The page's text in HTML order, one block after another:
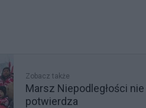
Zobacz także
Marsz Niepodległości
potwierdza